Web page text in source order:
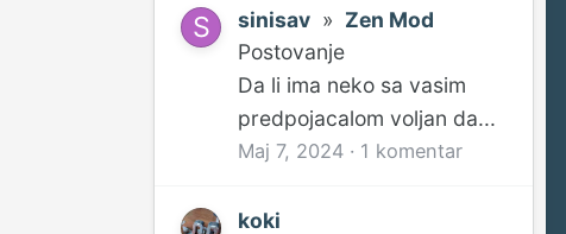
sinisav » Zen Mod
Postovanje
Da li ima neko sa vasim
predpojacalom voljan da...
Maj 7, 2024 · 1 komentar
koki